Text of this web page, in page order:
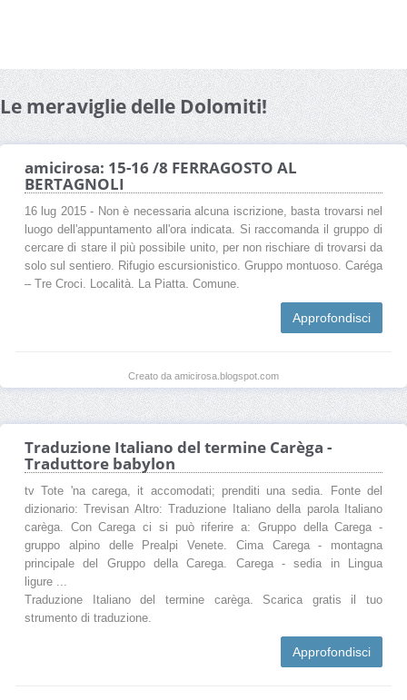
Le meraviglie delle Dolomiti!
amicirosa: 15-16 /8 FERRAGOSTO AL
BERTAGNOLI
16 lug 2015 - Non è necessaria alcuna iscrizione, basta trovarsi nel
luogo dell'appuntamento all'ora indicata. Si raccomanda il gruppo di
cercare di stare il più possibile unito, per non rischiare di trovarsi da
solo sul sentiero. Rifugio escursionistico. Gruppo montuoso. Caréga
– Tre Croci. Località. La Piatta. Comune.
Approfondisci
Creato da amicirosa.blogspot.com
Traduzione Italiano del termine Carèga -
Traduttore babylon
tv Tote 'na carega, it accomodati; prenditi una sedia. Fonte del
dizionario: Trevisan Altro: Traduzione Italiano della parola Italiano
carèga. Con Carega ci si può riferire a: Gruppo della Carega -
gruppo alpino delle Prealpi Venete. Cima Carega - montagna
principale del Gruppo della Carega. Carega - sedia in Lingua
ligure ...
Traduzione Italiano del termine carèga. Scarica gratis il tuo
strumento di traduzione.
Approfondisci